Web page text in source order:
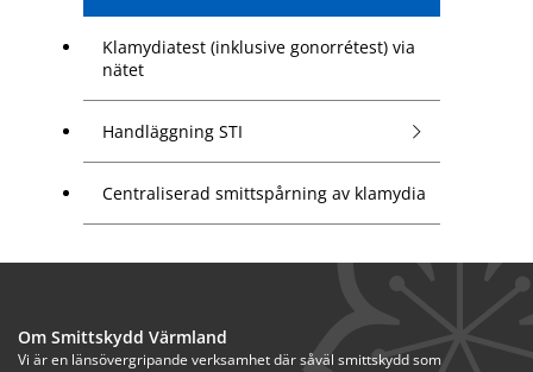
Klamydiatest (inklusive gonorrétest) via
nätet
Handläggning STI
Centraliserad smittspårning av klamydia
Om Smittskydd Värmland
Vi är en länsövergripande verksamhet där såväl smittskydd som